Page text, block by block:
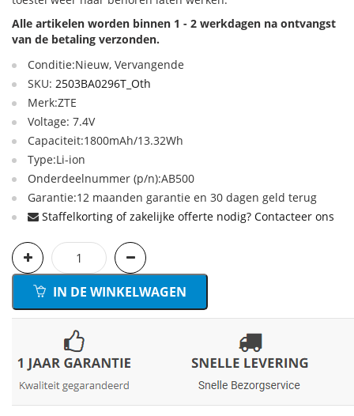
Alle artikelen worden binnen 1 - 2 werkdagen na ontvangst
van de betaling verzonden.
Conditie:Nieuw, Vervangende
SKU: 2503BA0296T_Oth
Merk:ZTE
Voltage: 7.4V
Capaciteit:1800mAh/13.32Wh
Type:Li-ion
Onderdeelnummer (p/n):AB500
Garantie:12 maanden garantie en 30 dagen geld terug
Staffelkorting of zakelijke offerte nodig? Contacteer ons
IN DE WINKELWAGEN